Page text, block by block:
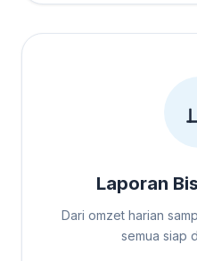
Laporan
Dari omzet harian
semua siap